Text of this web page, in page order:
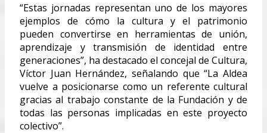
“Estas jornadas representan uno de los mayores
ejemplos de cómo la cultura y el patrimonio
pueden convertirse en herramientas de unión,
aprendizaje y transmisión de identidad entre
generaciones”, ha destacado el concejal de Cultura,
Víctor Juan Hernández, señalando que “La Aldea
vuelve a posicionarse como un referente cultural
gracias al trabajo constante de la Fundación y de
todas las personas implicadas en este proyecto
colectivo”.